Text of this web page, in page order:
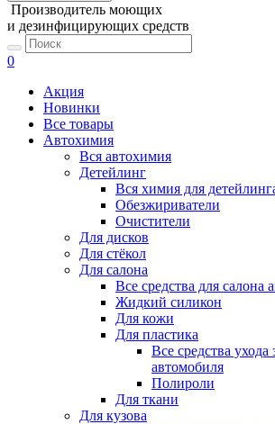
Производитель моющих
и дезинфицирующих средств
0
Акция
Новинки
Все товары
Автохимия
Вся автохимия
Детейлинг
Вся химия для
Обезжириватели
Очистители
Для дисков
Для стёкол
Для салона
Все средства для салона
Жидкий силикон
Для кожи
Для пластика
Все средства ухода
автомобиля
Полироли
Для ткани
Для кузова